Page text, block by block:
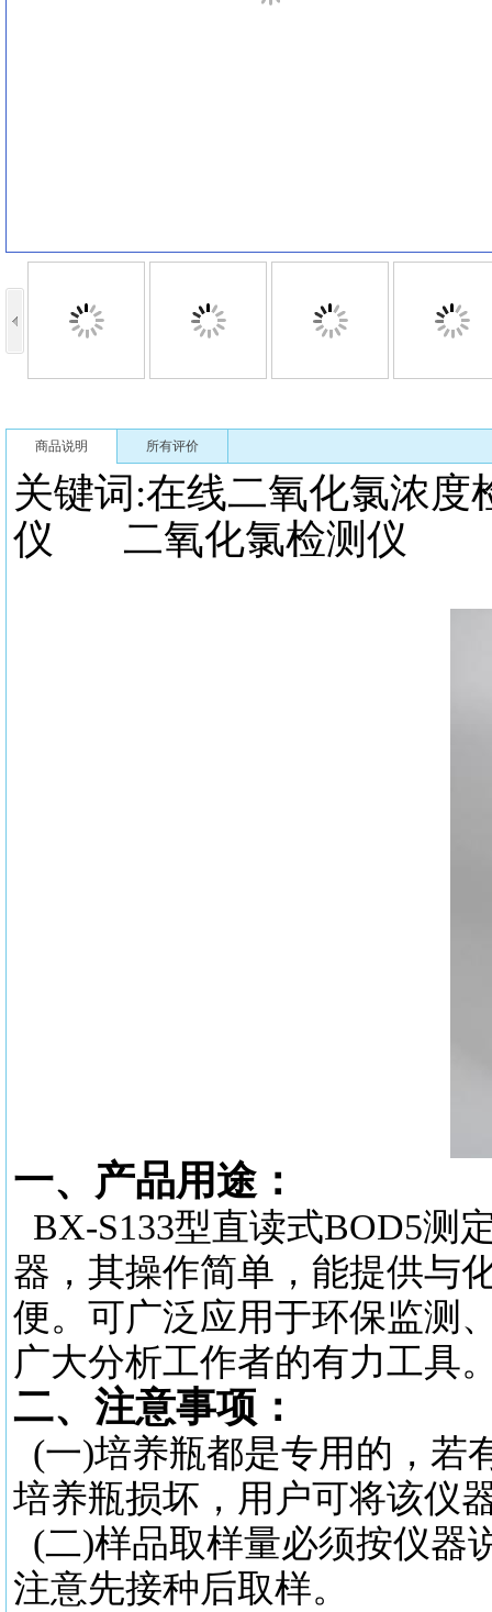
商品说明 所有评价
关键词:在线二氧化氯浓
仪 二氧化氯检测仪
一、产品用途：
BX-S133型直读式BOD5测
器，其操作简单，能提供与
便。可广泛应用于环保监测
广大分析工作者的有力工具
二、注意事项：
(一)培养瓶都是专用的，若
培养瓶损坏，用户可将该仪
(二)样品取样量必须按仪器
注意先接种后取样。